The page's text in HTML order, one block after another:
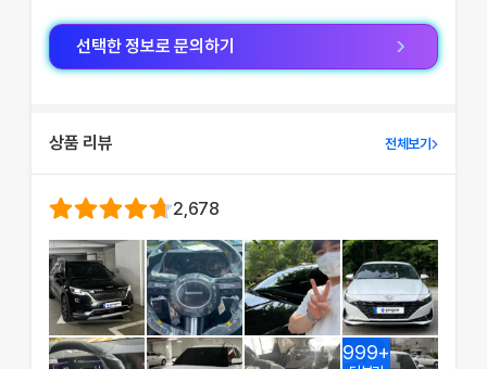
선택한 정보로 문의하기
상품 리뷰 전체보기
2,678
999+